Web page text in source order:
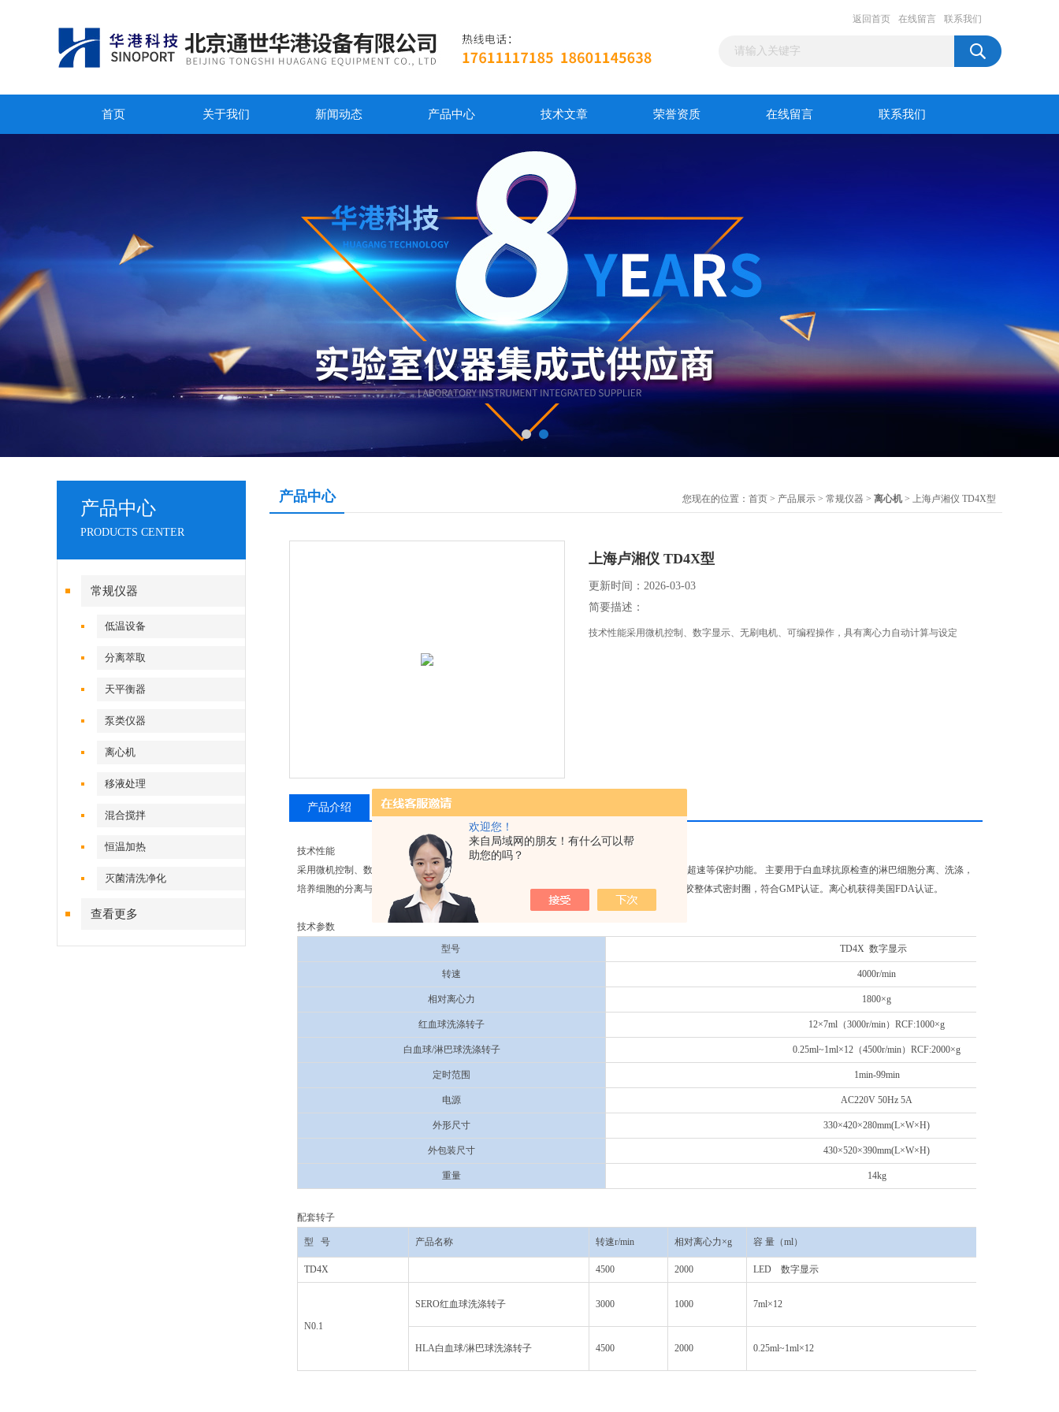
欢迎您！
来自局域网的朋友！有什么可以帮
助您的吗？
返回首页 在线留言 联系我们
首页 关于我们 新闻动态 产品中心 技术文章 荣誉资质 在线留言 联系我们
产品中心
PRODUCTS CENTER
常规仪器
低温设备
分离萃取
天平衡器
泵类仪器
离心机
移液处理
混合搅拌
恒温加热
灭菌清洗净化
查看更多
产品中心 您现在的位置： 首页 > 产品展示 > 常规仪器 > 离心机 > 上海卢湘仪 TD4X型
上海卢湘仪 TD4X型
更新时间：2026-03-03
简要描述：
技术性能采用微机控制、数字显示、无刷电机、可编程操作，具有离心力自动计算与设定
产品介绍 相关产品
技术性能
采用微机控制、数字显示、无刷电机、可编程操作，具有离心力自动计算与设定。 设有门盖、超速等保护功能。 主要用于白血球抗原检查的淋巴细胞分离、洗涤，
培养细胞的分离与精制，凝血处理，血型检查等的检查领域的一种常规设备。采用食用级硅橡胶整体式密封圈，符合GMP认证。离心机获得美国FDA认证。
技术参数
型号
TD4X 数字显示
转速 4000r/min
相对离心力 1800×g
红血球洗涤转子 12×7ml（3000r/min）RCF:1000×g
白血球/淋巴球洗涤转子 0.25ml~1ml×12（4500r/min）RCF:2000×g
定时范围 1min-99min
电源 AC220V 50Hz 5A
外形尺寸 330×420×280mm(L×W×H)
外包装尺寸 430×520×390mm(L×W×H)
重量 14kg
配套转子
型 号 产品名称 转速r/min 相对离心力×g 容 量（ml）
TD4X 4500 2000 LED 数字显示
N0.1
SERO红血球洗涤转子 3000 1000 7ml×12
HLA白血球/淋巴球洗涤转子 4500 2000 0.25ml~1ml×12